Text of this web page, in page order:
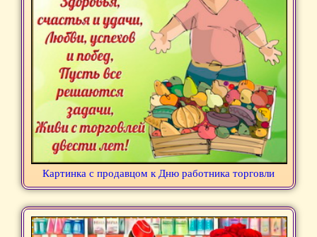
Картинка с продавцом к Дню работника торговли